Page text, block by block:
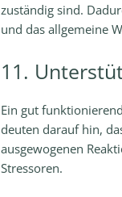
zuständig sind.
und das allgemeine
11.
Ein gut
deuten darauf hin,
ausgewogenen
Stressoren.